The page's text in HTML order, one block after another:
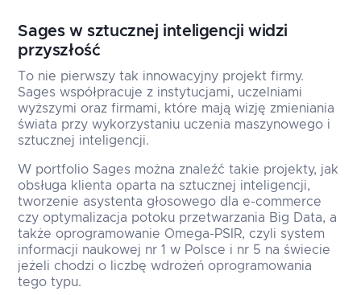
Sages w sztucznej inteligencji widzi
przyszłość
To nie pierwszy tak innowacyjny projekt firmy.
Sages współpracuje z instytucjami, uczelniami
wyższymi oraz firmami, które mają wizję zmieniania
świata przy wykorzystaniu uczenia maszynowego i
sztucznej inteligencji.
W portfolio Sages można znaleźć takie projekty, jak
obsługa klienta oparta na sztucznej inteligencji,
tworzenie asystenta głosowego dla e-commerce
czy optymalizacja potoku przetwarzania Big Data, a
także oprogramowanie Omega-PSIR, czyli system
informacji naukowej nr 1 w Polsce i nr 5 na świecie
jeżeli chodzi o liczbę wdrożeń oprogramowania
tego typu.